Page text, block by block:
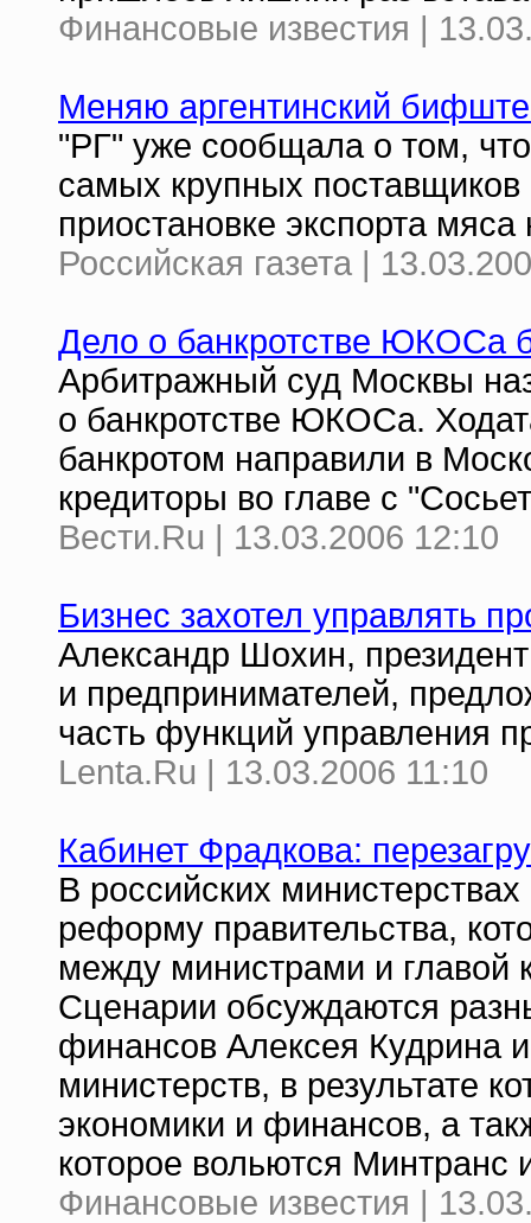
Финансовые известия |
Меняю аргентинский
"РГ" уже сообщала о том,
самых крупных
приостановке экспорта
Российская газета |
Дело о банкротстве ЮКОСа
Арбитражный суд Москвы
о банкротстве ЮКОСа.
банкротом направили в
кредиторы во главе с
Вести.Ru | 13.03.2006 12:10
Бизнес захотел управлять
Александр Шохин,
и предпринимателей,
часть функций управления
Lenta.Ru | 13.03.2006 11:10
Кабинет Фрадкова:
В российских
реформу правительства,
между министрами и
Сценарии обсуждаются
финансов Алексея Кудрина
министерств, в результате
экономики и финансов, а
которое вольются Минтранс
Финансовые известия |